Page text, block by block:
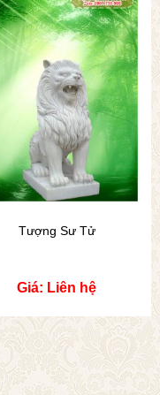
Tượng Sư Tử
Giá: Liên hệ